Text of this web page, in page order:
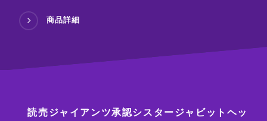
商品詳細
読売ジャイアンツ承認シスタージャビットヘッ